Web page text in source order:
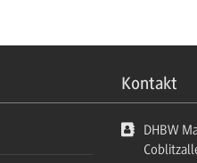
Kontakt
DHBW